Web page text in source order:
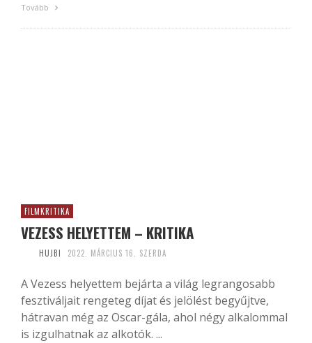
Tovább
FILMKRITIKA
VEZESS HELYETTEM – KRITIKA
HUJBI 2022. MÁRCIUS 16. SZERDA
A Vezess helyettem bejárta a világ legrangosabb
fesztiváljait rengeteg díjat és jelölést begyűjtve,
hátravan még az Oscar-gála, ahol négy alkalommal
is izgulhatnak az alkotók. ...